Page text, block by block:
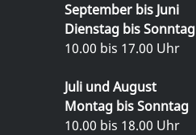
September bis Juni
Dienstag bis Sonntag
10.00 bis 17.00 Uhr
Juli und August
Montag bis Sonntag
10.00 bis 18.00 Uhr